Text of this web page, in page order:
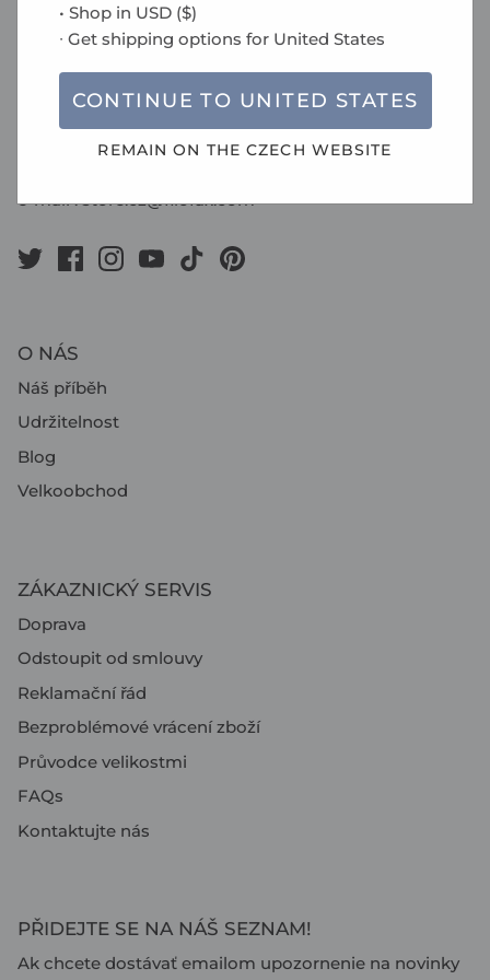
• Shop in USD($)
∙ Get shipping options for United States
CONTINUE TO UNITED STATES
REMAIN ON THECZECH WEBSITE
oficiální zástupce pro ČR
Do Čertous 2620/1
193 00 Praha 9
Česká republika
e-mail :store.cz@filofax.com
O NÁS
Náš příběh
Udržitelnost
Blog
Velkoobchod
ZÁKAZNICKÝ SERVIS
Doprava
Odstoupit od smlouvy
Reklamační řád
Bezproblémové vrácení zboží
Průvodce velikostmi
FAQs
Kontaktujte nás
PŘIDEJTE SE NA NÁŠ SEZNAM!
Ak chcete dostávať emailom upozornenie na novinky